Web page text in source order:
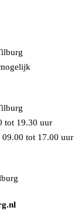
tot 19.30 uur
tot 17.00 uur